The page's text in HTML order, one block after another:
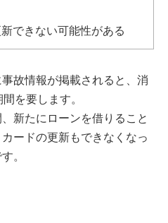
できない可能性がある
故情報が掲載されると、消
を要します。
新たにローンを借りること
ードの更新もできなくなっ
。